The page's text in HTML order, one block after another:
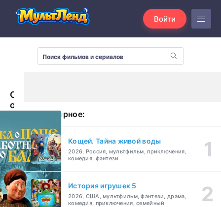
Войти
Сказка
о
работнике
его
Балде
(1956)
Популярное:
Кощей. Тайна живой воды
2026, Россия, мультфильм, приключения,
комедия, фэнтези
История игрушек 5
2026, США, мультфильм, фэнтези, драма,
комедия, приключения, семейный